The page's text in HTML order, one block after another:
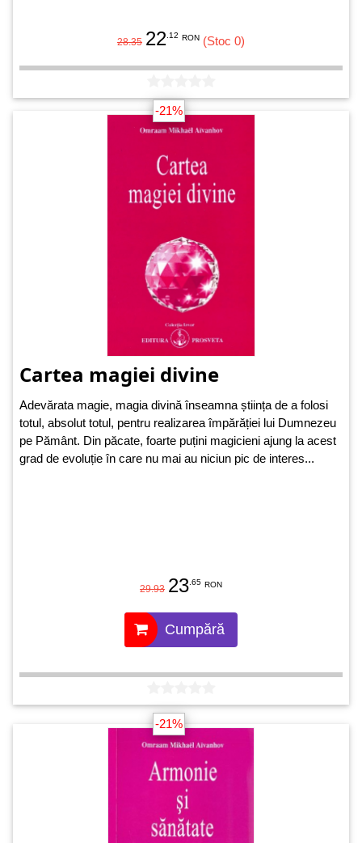
28.35 22 .12 RON (Stoc 0)
-21%
Cartea magiei divine
Adevărata magie, magia divină înseamna știința de a folosi
totul, absolut totul, pentru realizarea împărăției lui Dumnezeu
pe Pământ. Din păcate, foarte puțini magicieni ajung la acest
grad de evoluție în care nu mai au niciun pic de interes...
29.93 23 .65 RON
Cumpără
-21%